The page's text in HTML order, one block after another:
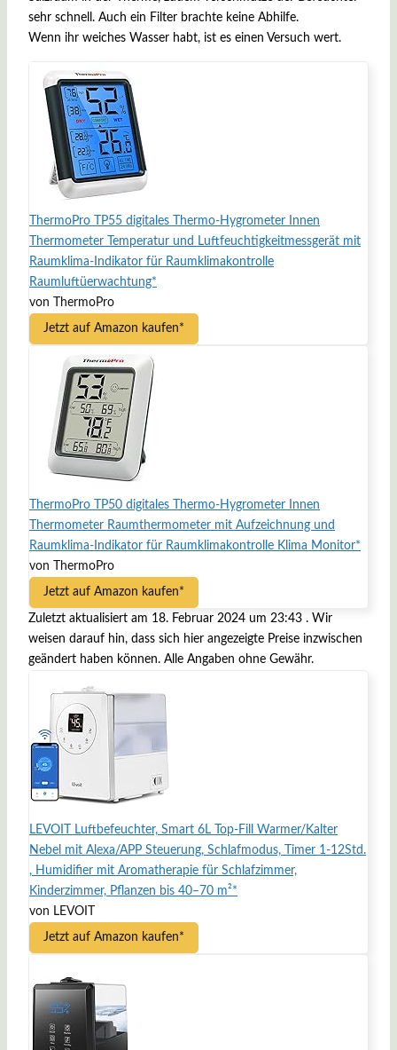
sehr schnell. Auch ein Filter brachte keine Abhilfe.
Wenn ihr weiches Wasser habt, ist es einen Versuch wert.
ThermoPro TP55 digitales Thermo-Hygrometer Innen
Thermometer Temperatur und Luftfeuchtigkeitmessgerät mit
Raumklima-Indikator für Raumklimakontrolle
Raumluftüerwachtung*
von ThermoPro
Jetzt auf Amazon kaufen*
ThermoPro TP50 digitales Thermo-Hygrometer Innen
Thermometer Raumthermometer mit Aufzeichnung und
Raumklima-Indikator für Raumklimakontrolle Klima Monitor*
von ThermoPro
Jetzt auf Amazon kaufen*
Zuletzt aktualisiert am 18. Februar 2024 um 23:43 . Wir
weisen darauf hin, dass sich hier angezeigte Preise inzwischen
geändert haben können. Alle Angaben ohne Gewähr.
LEVOIT Luftbefeuchter, Smart 6L Top-Fill Warmer/Kalter
Nebel mit Alexa/APP Steuerung, Schlafmodus, Timer 1-12Std.
, Humidifier mit Aromatherapie für Schlafzimmer,
Kinderzimmer, Pflanzen bis 40–70 m²*
von LEVOIT
Jetzt auf Amazon kaufen*